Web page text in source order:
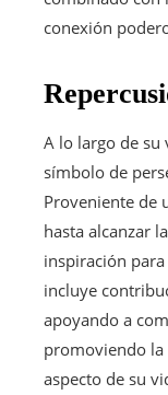
conexión
A lo largo de su
símbolo de
Proveniente de
hasta alcanzar
inspiración
incluye
apoyando a
promoviendo la
aspecto de su